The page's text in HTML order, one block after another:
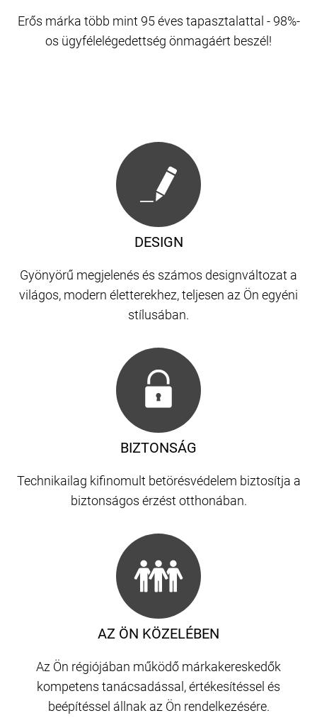
Erős márka több mint 95 éves tapasztalattal - 98%-
os ügyfélelégedettség önmagáért beszél!
DESIGN
Gyönyörű megjelenés és számos designváltozat a
világos, modern életterekhez, teljesen az Ön egyéni
stílusában.
AZ ÖN KÖZELÉBEN
Az Ön régiójában működő márkakereskedők
kompetens tanácsadással, értékesítéssel és
beépítéssel állnak az Ön rendelkezésére.
BIZTONSÁG
Technikailag kifinomult betörésvédelem biztosítja a
biztonságos érzést otthonában.